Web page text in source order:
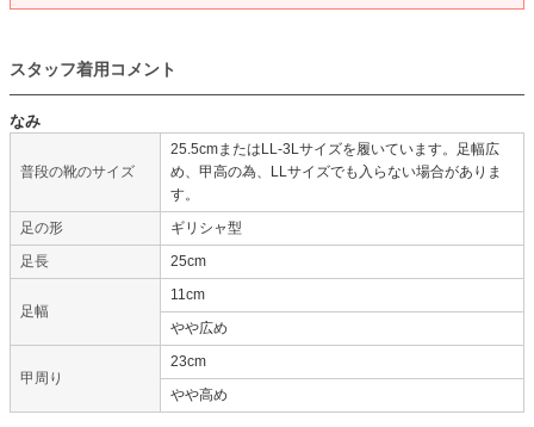
スタッフ着用コメント
なみ
普段の靴のサイズ
25.5cmまたはLL-3Lサイズを履いています。足幅広
め、甲高の為、LLサイズでも入らない場合がありま
す。
足の形
ギリシャ型
足長
25cm
足幅
11cm
やや広め
甲周り
23cm
やや高め